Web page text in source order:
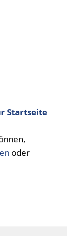
Startseite
oder